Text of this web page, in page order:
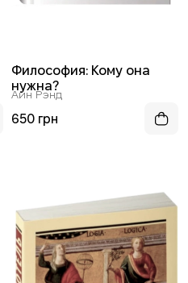
Философия: Кому она
нужна?
Айн Рэнд
650 грн